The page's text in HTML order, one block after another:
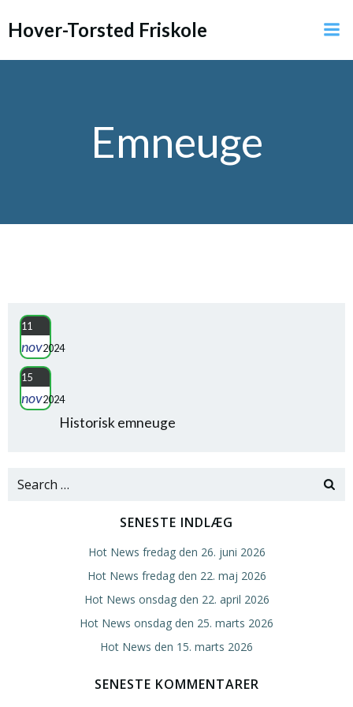
til
Hover-Torsted Friskole
Emneuge
11
nov2024
15
nov2024
Historisk emneuge
Search
SENESTE INDLÆG
Hot News fredag den 26. juni 2026
Hot News fredag den 22. maj 2026
Hot News onsdag den 22. april 2026
Hot News onsdag den 25. marts 2026
Hot News den 15. marts 2026
SENESTE KOMMENTARER